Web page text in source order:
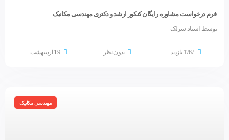
فرم درخواست مشاوره رایگان کنکور ارشد و دکتری مهندسی مکانیک
توسط استاد سرلک
1767 بازدید بدون نظر 19 اردیبهشت
مهندسی مکانیک